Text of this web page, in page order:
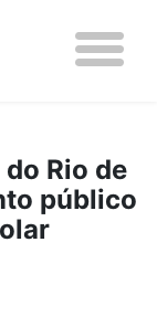
Rio de
público